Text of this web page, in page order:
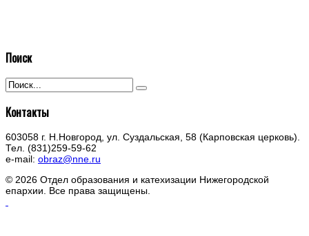
Поиск
Контакты
603058 г. Н.Новгород, ул. Суздальская, 58 (Карповская церковь).
Тел. (831)259-59-62
e-mail: obraz@nne.ru
© 2026 Отдел образования и катехизации Нижегородской
епархии. Все права защищены.